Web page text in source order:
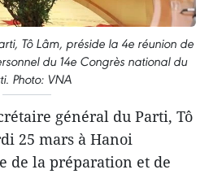
Tô Lâm, préside la 4e réunion de
du 14e Congrès national du
Photo: VNA
général du Parti, Tô
25 mars à Hanoi
de la préparation et de